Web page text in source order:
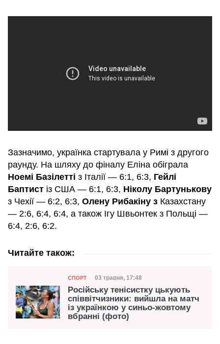
Зазначимо, українка стартувала у Римі з другого
раунду. На шляху до фіналу Еліна обіграла
Ноемі Базілетті з Італії — 6:1, 6:3, Гейлі
Баптист із США — 6:1, 6:3, Ніколу Бартунькову
з Чехії — 6:2, 6:3, Олену Рибакіну з Казахстану
— 2:6, 6:4, 6:4, а також Ігу Швьонтек з Польщі —
6:4, 2:6, 6:2.
Читайте також:
Категорія
СПОРТ Дата публікації
03 травня, 17:48
Російську тенісистку цькують
співвітчизники: вийшла на матч
із українкою у синьо-жовтому
вбранні (фото)